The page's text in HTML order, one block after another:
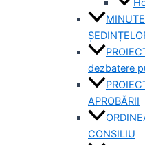
dezbatere
APROBĂRII
CONSILIU